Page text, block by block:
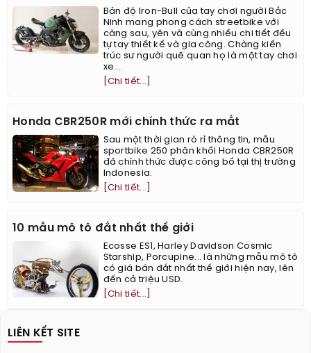
Bản độ Iron-Bull của tay chơi người Bắc
Ninh mang phong cách streetbike với
càng sau, yên và cùng nhiều chi tiết đều
tự tay thiết kế và gia công. Chàng kiến
trúc sư người quê quan họ là một tay chơi
xe....
[Chi tiết...]
Honda CBR250R mới chính thức ra mắt
Sau một thời gian rò rỉ thông tin, mẫu
sportbike 250 phân khối Honda CBR250R
đã chính thức được công bố tại thị trường
Indonesia.
[Chi tiết...]
10 mẫu mô tô đắt nhất thế giới
Ecosse ES1, Harley Davidson Cosmic
Starship, Porcupine... là những mẫu mô tô
có giá bán đắt nhất thế giới hiện nay, lên
đến cả triệu USD.
[Chi tiết...]
LIÊN KẾT SITE